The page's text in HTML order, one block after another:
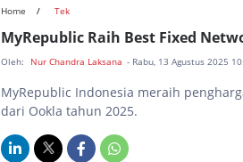
Home Tek
MyRepublic Raih Best Fixed
Oleh: Nur Chandra Laksana - Rabu, 13 Agustus 2025
MyRepublic Indonesia meraih
dari Ookla tahun 2025.